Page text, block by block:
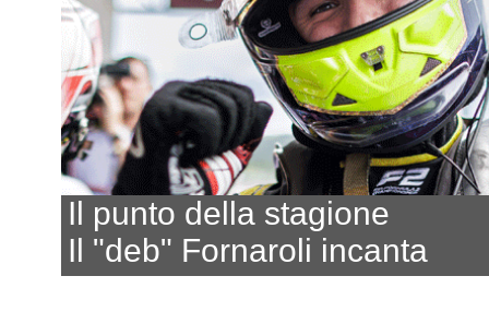
Il punto della stagione
Il "deb" Fornaroli incanta